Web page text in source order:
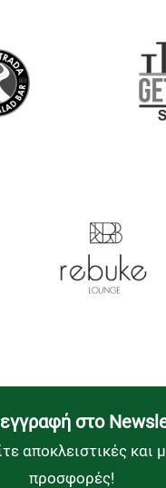
στο
αποκλειστικές και
προσφορές!